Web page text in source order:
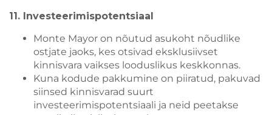
11. Investeerimispotentsiaal
Monte Mayor on nõutud asukoht nõudlike
ostjate jaoks, kes otsivad eksklusiivset
kinnisvara vaikses looduslikus keskkonnas.
Kuna kodude pakkumine on piiratud, pakuvad
siinsed kinnisvarad suurt
investeerimispotentsiaali ja neid peetakse